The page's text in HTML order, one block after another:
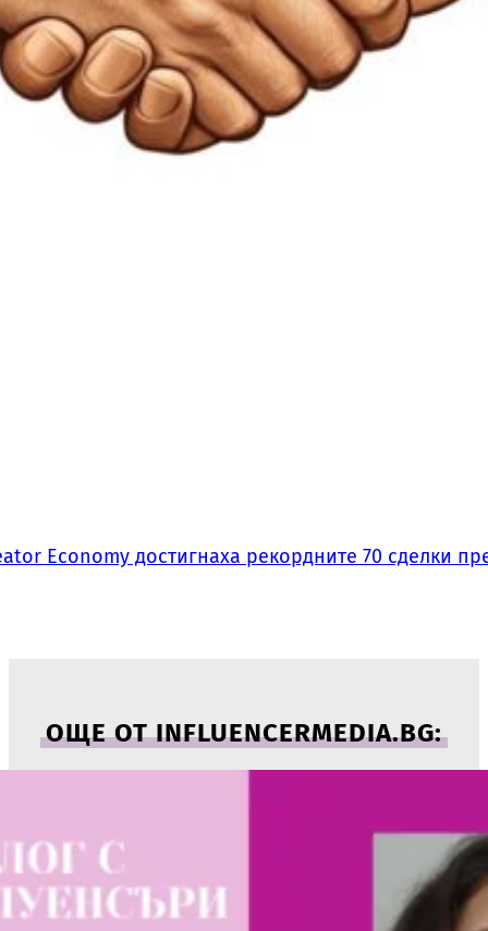
Economy достигнаха рекордните 70 сделки
ОЩЕ ОТ INFLUENCERMEDIA.BG: